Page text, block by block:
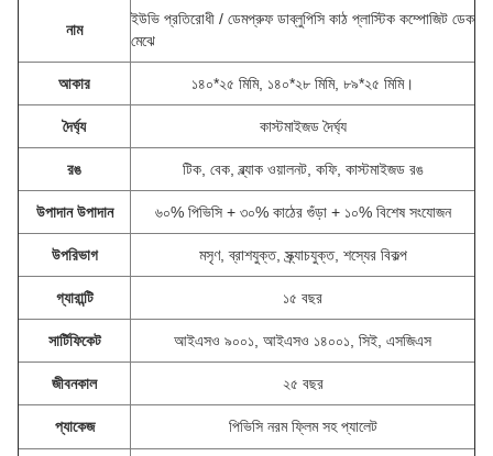
নাম
ইউভি প্রতিরোধী / ডেমপ্রুফ ডাব্লুপিসি কাঠ প্লাস্টিক কম্পোজিট ডেক
মেঝে
আকার ১৪০*২৫ মিমি, ১৪০*২৮ মিমি, ৮৯*২৫ মিমি।
দৈর্ঘ্য কাস্টমাইজড দৈর্ঘ্য
রঙ টিক, বেক, ব্ল্যাক ওয়ালনট, কফি, কাস্টমাইজড রঙ
উপাদান উপাদান ৬০% পিভিসি + ৩০% কাঠের গুঁড়া + ১০% বিশেষ সংযোজন
উপরিভাগ মসৃণ, ব্রাশযুক্ত, স্ক্র্যাচযুক্ত, শস্যের বিকল্প
গ্যারান্টি ১৫ বছর
সার্টিফিকেট আইএসও ৯০০১, আইএসও ১৪০০১, সিই, এসজিএস
জীবনকাল ২৫ বছর
প্যাকেজ পিভিসি নরম ফ্লিম সহ প্যালেট